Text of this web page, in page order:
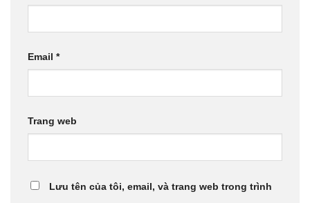
Email *
Trang web
Lưu tên của tôi, email, và trang web trong trình